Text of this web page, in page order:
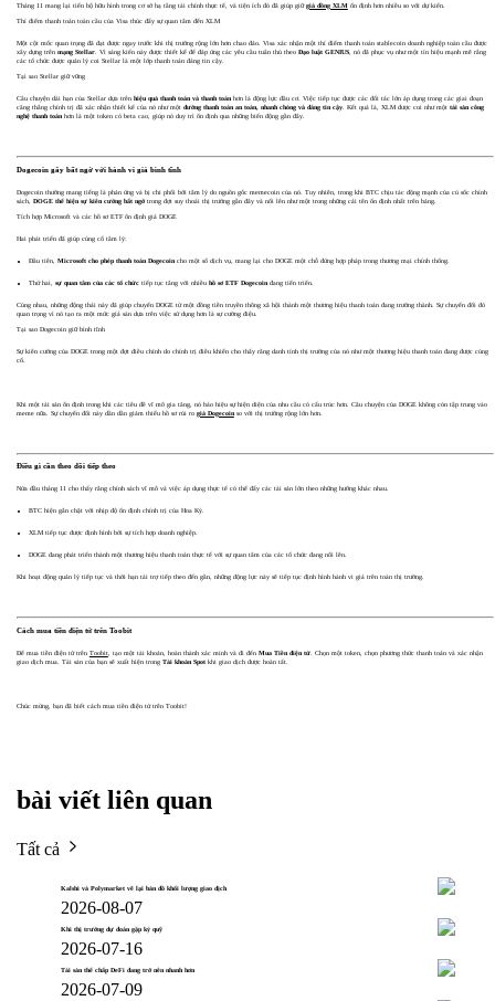
Tháng 11 mang lại tiến bộ hữu hình trong cơ sở hạ tầng tài chính thực tế, và tiện ích đó đã giúp giữgiá đồng XLMổn định hơn nhiều so với dự kiến.
Thí điểm thanh toán toàn cầu của Visa thúc đẩy sự quan tâm đến XLM
Một cột mốc quan trọng đã đạt được ngay trước khi thị trường rộng lớn hơn chao đảo. Visa xác nhận một thí điểm thanh toán stablecoin doanh nghiệp toàn cầu được
xây dựng trên mạng Stellar. Vì sáng kiến này được thiết kế để đáp ứng các yêu cầu tuân thủ theo Đạo luật GENIUS, nó đã phục vụ như một tín hiệu mạnh mẽ rằng
các tổ chức được quản lý coi Stellar là một lớp thanh toán đáng tin cậy.
Tại sao Stellar giữ vững
Câu chuyện dài hạn của Stellar dựa trên hiệu quả thanh toán và thanh toánhơn là động lực đầu cơ. Việc tiếp tục được các đối tác lớn áp dụng trong các giai đoạn
căng thẳng chính trị đã xác nhận thiết kế của nó như một đường thanh toán an toàn, nhanh chóng và đáng tin cậy. Kết quả là, XLM được coi như một tài sản công
nghệ thanh toánhơn là một token có beta cao, giúp nó duy trì ổn định qua những biến động gần đây.
Dogecoin gây bất ngờ với hành vi giá bình tĩnh
Dogecoin thường mang tiếng là phản ứng và bị chi phối bởi tâm lý do nguồn gốc memecoin của nó. Tuy nhiên, trong khi BTC chịu tác động mạnh của cú sốc chính
sách, DOGE thể hiện sự kiên cường bất ngờtrong đợt suy thoái thị trường gần đây và nổi lên như một trong những cái tên ổn định nhất trên bảng.
Tích hợp Microsoft và các hồ sơ ETF ổn định giá DOGE
Hai phát triển đã giúp củng cố tâm lý:
Đầu tiên, Microsoft cho phép thanh toán Dogecoincho một số dịch vụ, mang lại cho DOGE một chỗ đứng hợp pháp trong thương mại chính thống.
Thứ hai, sự quan tâm của các tổ chứctiếp tục tăng với nhiều hồ sơ ETF Dogecoinđang tiến triển.
Cùng nhau, những động thái này đã giúp chuyển DOGE từ một đồng tiền truyền thông xã hội thành một thương hiệu thanh toán đang trưởng thành. Sự chuyển đổi đó
quan trọng vì nó tạo ra một mức giá sàn dựa trên việc sử dụng hơn là sự cường điệu.
Tại sao Dogecoin giữ bình tĩnh
Sự kiên cường của DOGE trong một đợt điều chỉnh do chính trị điều khiển cho thấy rằng danh tính thị trường của nó như một thương hiệu thanh toán đang được củng
cố.
Khi một tài sản ổn định trong khi các tiêu đề vĩ mô gia tăng, nó báo hiệu sự hiện diện của nhu cầu có cấu trúc hơn. Câu chuyện của DOGE không còn tập trung vào
meme nữa. Sự chuyển đổi này dần dần giảm thiểu hồ sơ rủi ro giá Dogecoinso với thị trường rộng lớn hơn.
Điều gì cần theo dõi tiếp theo
Nửa đầu tháng 11 cho thấy rằng chính sách vĩ mô và việc áp dụng thực tế có thể đẩy các tài sản lớn theo những hướng khác nhau.
BTC hiện gắn chặt với nhịp độ ổn định chính trị của Hoa Kỳ.
XLM tiếp tục được định hình bởi sự tích hợp doanh nghiệp.
DOGE đang phát triển thành một thương hiệu thanh toán thực tế với sự quan tâm của các tổ chức đang nổi lên.
Khi hoạt động quản lý tiếp tục và thời hạn tài trợ tiếp theo đến gần, những động lực này sẽ tiếp tục định hình hành vi giá trên toàn thị trường.
Cách mua tiền điện tử trên Toobit
Để mua tiền điện tử trên Toobit, tạo một tài khoản, hoàn thành xác minh và đi đến Mua Tiền điện tử. Chọn một token, chọn phương thức thanh toán và xác nhận
giao dịch mua. Tài sản của bạn sẽ xuất hiện trong Tài khoản Spotkhi giao dịch được hoàn tất.
Chúc mừng, bạn đã biết cách mua tiền điện tử trên Toobit!
bài viết liên quan
Tất cả
Kalshi và Polymarket vẽ lại bản đồ khối lượng giao dịch
2026-08-07
Khi thị trường dự đoán gặp ký quỹ
2026-07-16
Tài sản thế chấp DeFi đang trở nên nhanh hơn
2026-07-09